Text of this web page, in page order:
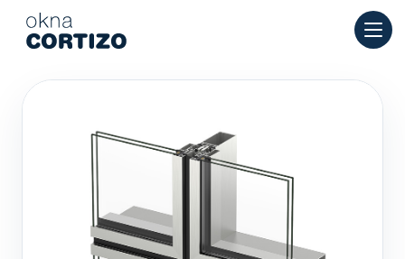
Okna Cortizo to wyspecjalizowana sieć oferująca okna
Produkty
Sieć salonów